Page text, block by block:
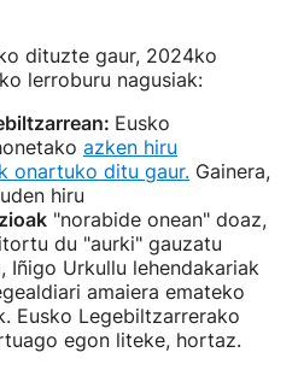
dituzte gaur, 2024ko
lerroburu nagusiak:
Eusko
azken hiru
onartuko ditu gaur. Gainera,
hiru
"norabide onean" doaz,
du "aurki" gauzatu
Iñigo Urkullu lehendakariak
amaiera emateko
Eusko Legebiltzarrerako
egon liteke, hortaz.